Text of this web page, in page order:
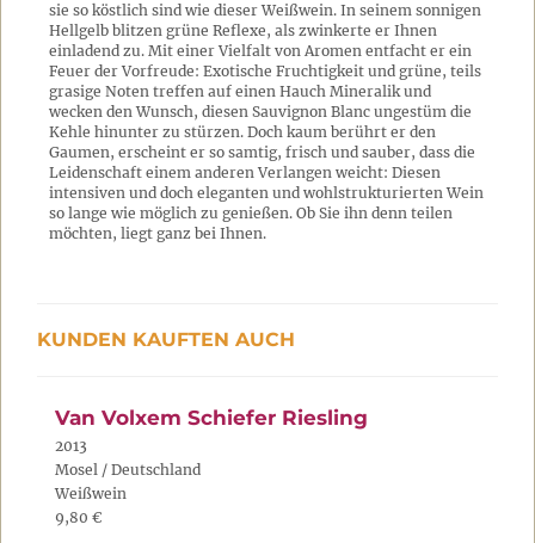
sie so köstlich sind wie dieser Weißwein. In seinem sonnigen
Hellgelb blitzen grüne Reflexe, als zwinkerte er Ihnen
einladend zu. Mit einer Vielfalt von Aromen entfacht er ein
Feuer der Vorfreude: Exotische Fruchtigkeit und grüne, teils
grasige Noten treffen auf einen Hauch Mineralik und
wecken den Wunsch, diesen Sauvignon Blanc ungestüm die
Kehle hinunter zu stürzen. Doch kaum berührt er den
Gaumen, erscheint er so samtig, frisch und sauber, dass die
Leidenschaft einem anderen Verlangen weicht: Diesen
intensiven und doch eleganten und wohlstrukturierten Wein
so lange wie möglich zu genießen. Ob Sie ihn denn teilen
möchten, liegt ganz bei Ihnen.
KUNDEN KAUFTEN AUCH
Van Volxem Schiefer Riesling
2013
Mosel / Deutschland
Weißwein
9,80 €